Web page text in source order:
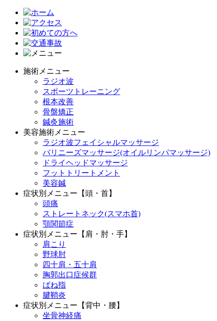
施術メニュー
ラジオ波
スポーツトレーニング
根本改善
骨盤矯正
鍼灸施術
美容施術メニュー
ラジオ波フェイシャルマッサージ
バリニーズマッサージ(オイルリンパマッサージ)
ドライヘッドマッサージ
フットトリートメント
美容鍼
症状別メニュー【頭・首】
頭痛
ストレートネック(スマホ首)
顎関節症
症状別メニュー【肩・肘・手】
肩こり
野球肘
四十肩・五十肩
胸郭出口症候群
ばね指
腱鞘炎
症状別メニュー【背中・腰】
坐骨神経痛